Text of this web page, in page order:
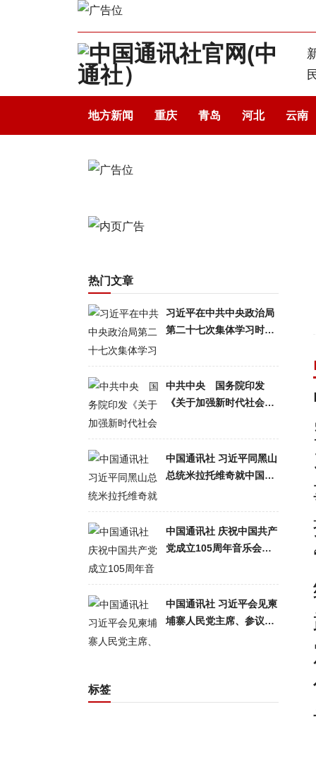
地方新闻 重庆 青岛 河北 云南
热门文章
习近平在中共中央政治局
第二十七次集体学习时强
新发展 高质量推进国防和
军队现代化
中共中央 国务院印发
《关于加强新时代社会工
中国通讯社 习近平同黑山
总统米拉托维奇就中国同
中国通讯社 庆祝中国共产
党成立105周年音乐会在
中国通讯社 习近平会见柬
埔寨人民党主席、参议院
标签